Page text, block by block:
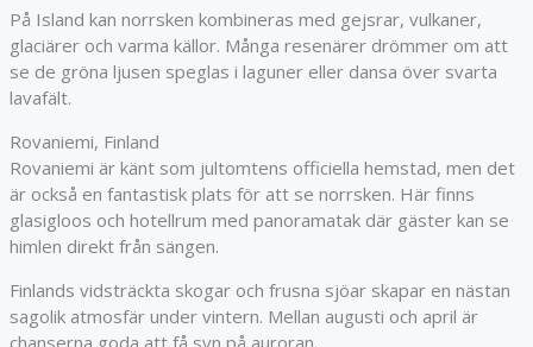
På Island kan norrsken kombineras med gejsrar, vulkaner,
glaciärer och varma källor. Många resenärer drömmer om att
se de gröna ljusen speglas i laguner eller dansa över svarta
lavafält.
Rovaniemi, Finland
Rovaniemi är känt som jultomtens officiella hemstad, men det
är också en fantastisk plats för att se norrsken. Här finns
glasigloos och hotellrum med panoramatak där gäster kan se
himlen direkt från sängen.
Finlands vidsträckta skogar och frusna sjöar skapar en nästan
sagolik atmosfär under vintern. Mellan augusti och april är